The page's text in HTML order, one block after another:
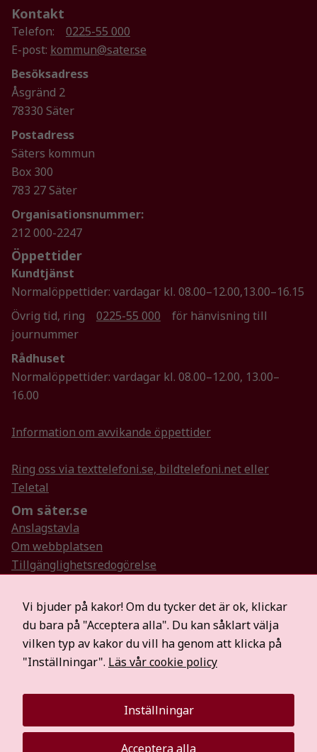
Kontakt
Telefon:
0225-55 000
E-post: kommun@sater.se
Besöksadress
Åsgränd 2
78330 Säter
Postadress
Säters kommun
Box 300
783 27 Säter
Organisationsnummer:
212 000-2247
Öppettider
Kundtjänst
Normalöppettider: vardagar kl. 08.00–12.00,13.00–16.15
Övrig tid, ring
0225-55 000
för hänvisning till
journummer
Rådhuset
Normalöppettider: vardagar kl. 08.00–12.00, 13.00–
16.00
Information om avvikande öppettider
Ring oss via texttelefoni.se, bildtelefoni.net eller
Teletal
Om säter.se
Anslagstavla
Om webbplatsen
Tillgänglighetsredogörelse
Visselblåsartjänst
Hitta oss på sociala medier
Mer information
För medier
Räddningstjänsten Dala Mitt
Vi bjuder på kakor! Om du tycker det är ok, klickar
du bara på "Acceptera alla". Du kan såklart välja
vilken typ av kakor du vill ha genom att klicka på
"Inställningar". Läs vår cookie policy
Inställningar
Acceptera alla
uppbyggnad,
baserat på
hur
hemsida ska
möjligt
hemsidan.
Marknadsföring
med dig av dina
intressen och ditt
beteende när du
surfar ökar du